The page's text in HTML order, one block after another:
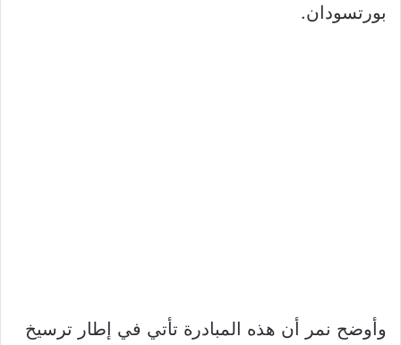
بورتسودان.
وأوضح نمر أن هذه المبادرة تأتي في إطار ترسيخ